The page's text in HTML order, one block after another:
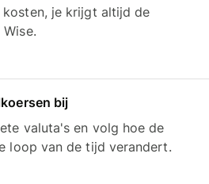
kosten, je krijgt altijd de
bij
valuta's en volg hoe de
loop van de tijd verandert.